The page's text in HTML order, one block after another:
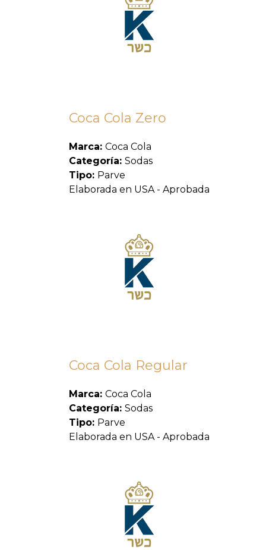
Coca Cola Zero
Marca: Coca Cola
Categoría: Sodas
Tipo: Parve
Elaborada en USA - Aprobada
Coca Cola Regular
Marca: Coca Cola
Categoría: Sodas
Tipo: Parve
Elaborada en USA - Aprobada